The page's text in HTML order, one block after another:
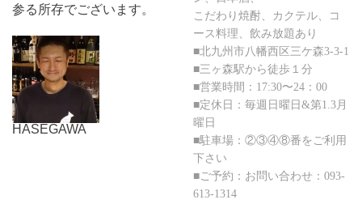
参る所存でございます。
HASEGAWA
こだわり焼酎、カクテル、コ
ース料理、飲み放題あり
■北九州市八幡西区三ケ森3-3-1
■三ヶ森駅から徒歩１分
■営業時間：17:30〜24：00
■定休日：毎週日曜日&第1.3月
曜日
■駐車場：②③④⑧番をご利用
下さい
■ご予約：お問い合わせ：093-
613-1314